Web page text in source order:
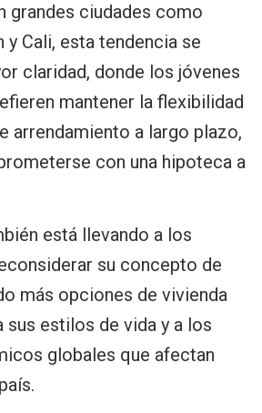
grandes ciudades como
y Cali, esta tendencia se
claridad, donde los jóvenes
mantener la flexibilidad
arrendamiento a largo plazo,
con una hipoteca a
está llevando a los
su concepto de
más opciones de vivienda
sus estilos de vida y a los
globales que afectan